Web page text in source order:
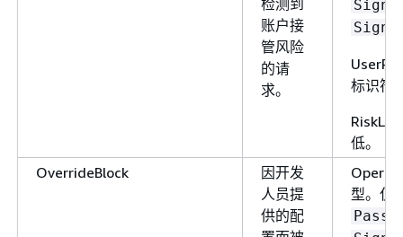
受限制 Amazon
Cognito 令牌刷新请求
的总数。当 Amazon
Cognito 令牌刷新请求
要计算受限制的
Amazon Cognito 令牌
刷新请求的总数，请
此指标使用
Sum统计
账户接
管风险
的请
求。
标识符
低。
OverrideBlock
因开发
人员提
供的配
型。仅